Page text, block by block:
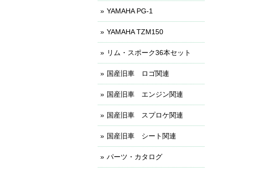
YAMAHA PG-1
YAMAHA TZM150
リム・スポーク36本セット
国産旧車 ロゴ関連
国産旧車 エンジン関連
国産旧車 スプロケ関連
国産旧車 シート関連
パーツ・カタログ